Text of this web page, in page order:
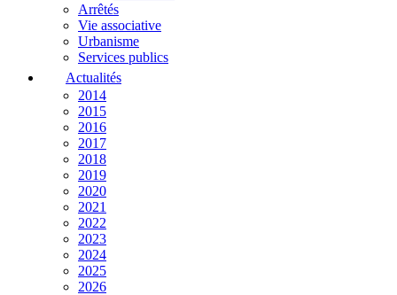
Arrêtés
Vie associative
Urbanisme
Services publics
Actualités
2014
2015
2016
2017
2018
2019
2020
2021
2022
2023
2024
2025
2026